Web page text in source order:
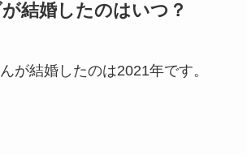
結婚したのはいつ？
が結婚したのは2021年です。